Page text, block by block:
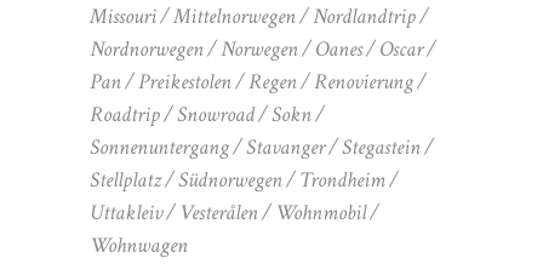
Missouri
Mittelnorwegen
Nordlandtrip
Nordnorwegen
Norwegen Oanes
Oscar
Pan
Preikestolen Regen
Renovierung
Roadtrip
Snowroad
Sokn
Sonnenuntergang
Stavanger
Stegastein
Stellplatz
Südnorwegen
Trondheim
Uttakleiv
Vesterålen
Wohnmobil
Wohnwagen